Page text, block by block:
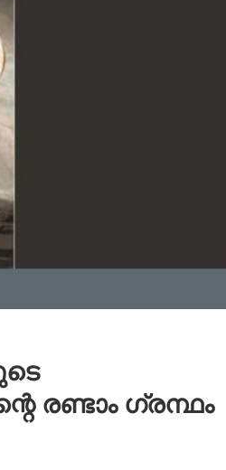
രണ്ടാം ഗ്രന്ഥം